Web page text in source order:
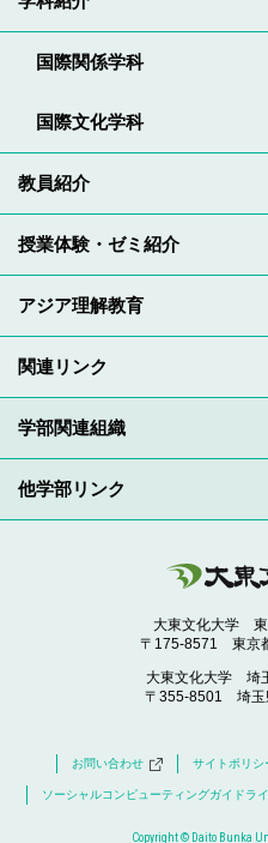
学部関連組織
他学部リンク
大東文化大学 東
〒175-8571 東京
大東文化大学 埼
〒355-8501 埼玉
お問い合わせ サイトポリシ
ソーシャルコンピューティングガイドラ
国際関係学科
国際文化学科
教員紹介
授業体験・ゼミ紹介
アジア理解教育
関連リンク
Copyright © Daito Bunka